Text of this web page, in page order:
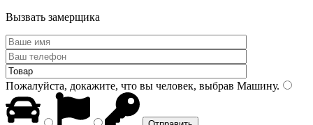
Вызвать замерщика
Пожалуйста, докажите, что вы человек, выбрав Машину.